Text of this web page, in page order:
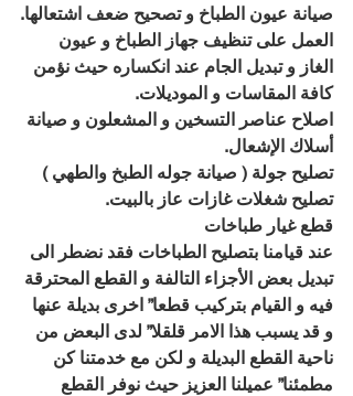
صيانة عيون الطباخ و تصحيح ضعف اشتعالها.
العمل على تنظيف جهاز الطباخ و عيون
الغاز و تبديل الجام عند انكساره حيث نؤمن
كافة المقاسات و الموديلات.
اصلاح عناصر التسخين و المشعلون و صيانة
أسلاك الإشعال.
تصليح جولة ( صيانة جوله الطبخ والطهي )
تصليح شغلات غازات عاز بالبيت.
قطع غيار طباخات
عند قيامنا بتصليح الطباخات فقد نضطر الى
تبديل بعض الأجزاء التالفة و القطع المحترقة
فيه و القيام بتركيب قطعا” اخرى بديلة عنها
و قد يسبب هذا الامر قلقلا” لدى البعض من
ناحية القطع البديلة و لكن مع خدمتنا كن
مطمئنا” عميلنا العزيز حيث نوفر القطع